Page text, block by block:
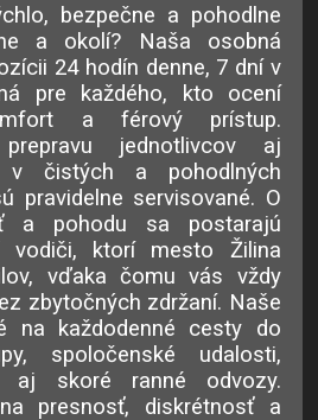
bezpečne a pohodlne
a okolí? Naša osobná
24 hodín denne, 7 dní v
pre každého, kto ocení
a férový prístup.
prepravu jednotlivcov aj
v čistých a pohodlných
pravidelne servisované. O
a pohodu sa postarajú
vodiči, ktorí mesto Žilina
vďaka čomu vás vždy
zbytočných zdržaní. Naše
na každodenné cesty do
spoločenské udalosti,
aj skoré ranné odvozy.
presnosť, diskrétnosť a